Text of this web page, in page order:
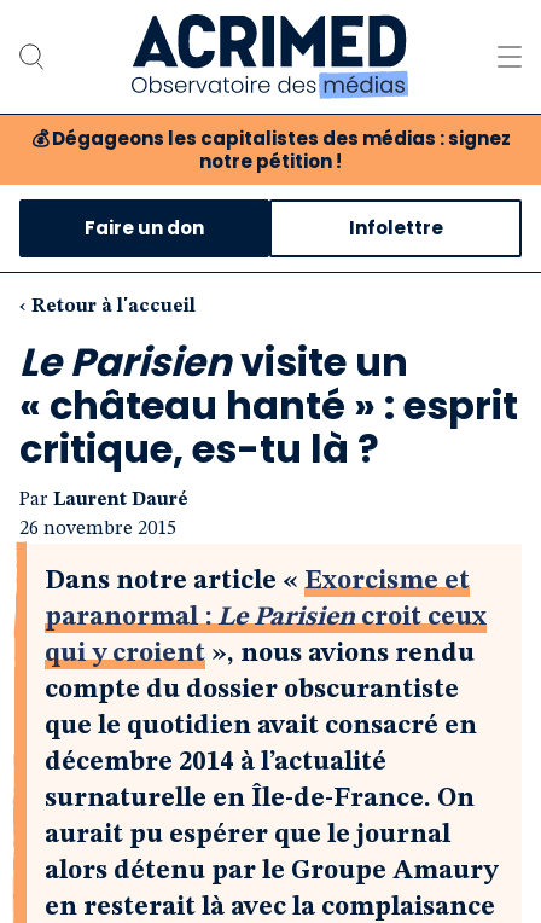
💰 Dégageons les capitalistes des médias : signez
notre pétition !
Notre association
Notre critique des médias
Nos propositions
Notre revue
Boutique
Faire un don Infolettre
‹ Retour à l'accueil
Le Parisienvisite un
« château hanté » : esprit
critique, es-tu là ?
Par Laurent Dauré
26 novembre 2015
Dans notre article « Exorcisme et
paranormal :Le Parisiencroit ceux
qui y croient », nous avions rendu
compte du dossier obscurantiste
que le quotidien avait consacré en
décembre 2014 à l’actualité
surnaturelle en Île-de-France. On
aurait pu espérer que le journal
alors détenu par le Groupe Amaury
en resterait là avec la complaisance